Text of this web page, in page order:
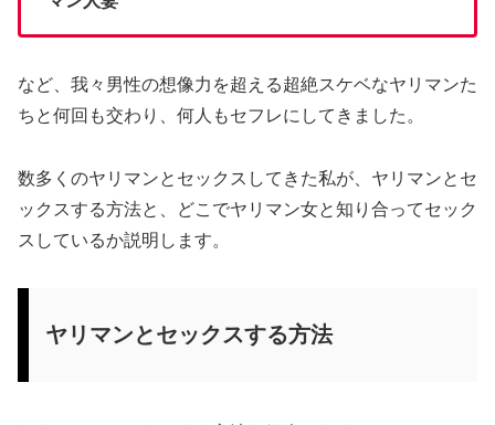
など、我々男性の想像力を超える超絶スケベなヤリマンた
ちと何回も交わり、何人もセフレにしてきました。
数多くのヤリマンとセックスしてきた私が、ヤリマンとセ
ックスする方法と、どこでヤリマン女と知り合ってセック
スしているか説明します。
ヤリマンとセックスする方法